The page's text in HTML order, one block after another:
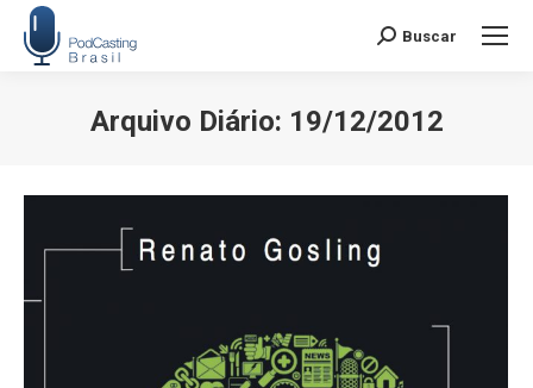
Search:
Buscar
Arquivo Diário: 19/12/2012